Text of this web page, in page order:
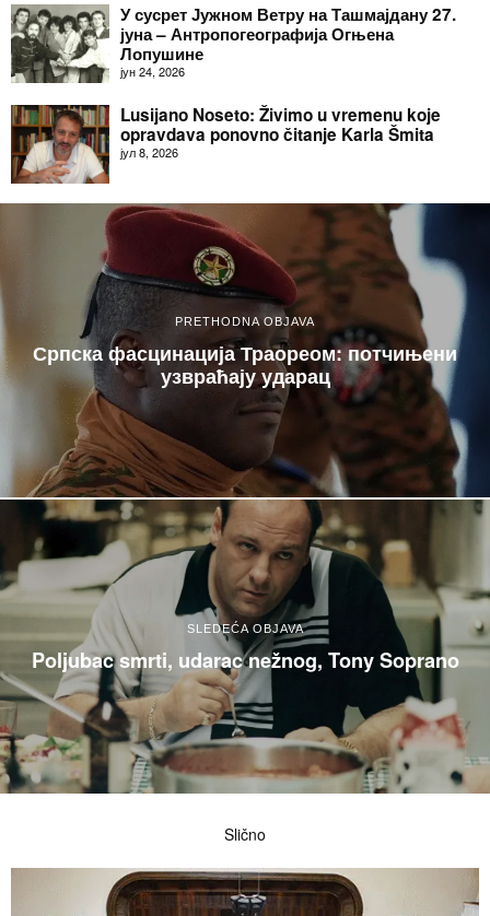
У сусрет Јужном Ветру на Ташмајдану 27.
јуна – Антропогеографија Огњена
Лопушине
јун 24, 2026
Lusijano Noseto: Živimo u vremenu koje
opravdava ponovno čitanje Karla Šmita
јул 8, 2026
PRETHODNA OBJAVA
Српска фасцинација Траореом: потчињени
узвраћају ударац
SLEDEĆA OBJAVA
Poljubac smrti, udarac nežnog, Tony Soprano
Slično